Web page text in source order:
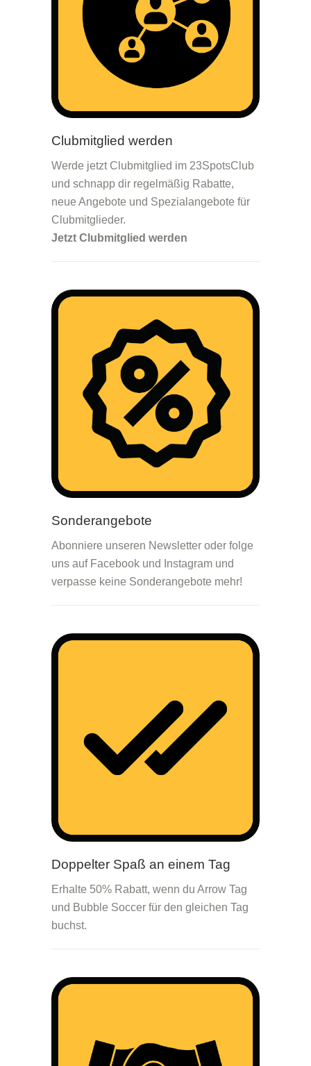
Clubmitglied werden
Werde jetzt Clubmitglied im 23SpotsClub
und schnapp dir regelmäßig Rabatte,
neue Angebote und Spezialangebote für
Clubmitglieder.
Jetzt Clubmitglied werden
Sonderangebote
Abonniere unseren Newsletter oder folge
uns auf Facebook und Instagram und
verpasse keine Sonderangebote mehr!
Doppelter Spaß an einem Tag
Erhalte 50% Rabatt, wenn du Arrow Tag
und Bubble Soccer für den gleichen Tag
buchst.